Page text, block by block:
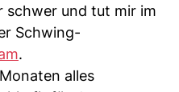
schwer und tut mir im
Schwing-
.
alles